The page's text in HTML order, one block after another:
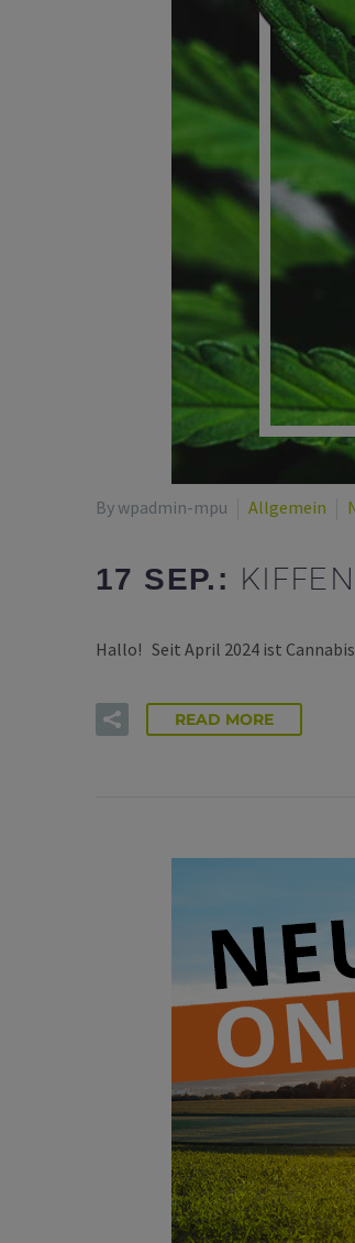
By wpadmin-mpu Allgemein
17 SEP.:
Hallo! Seit April 2024 ist
READ MORE